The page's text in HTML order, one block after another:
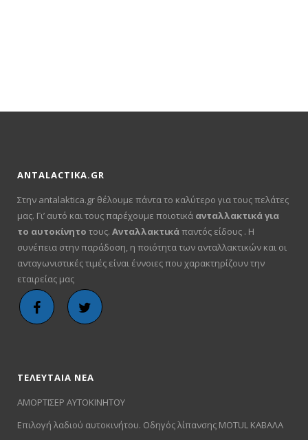
ANTALACTIKA.GR
Στην antalaktica.gr θέλουμε πάντα το καλύτερο για τους πελάτες
μας. Γι’ αυτό και τους παρέχουμε ποιοτικά ανταλλακτικά για
το αυτοκίνητο τους. Ανταλλακτικάπαντός είδους . Η
συνέπεια στην παράδοση, η ποιότητα των ανταλλακτικών και οι
ανταγωνιστικές τιμές είναι έννοιες που χαρακτηρίζουν την
εταιρείας μας
ΤΕΛΕΥΤΑΙΑ ΝΕΑ
ΑΜΟΡΤΙΣΕΡ ΑΥΤΟΚΙΝΗΤΟΥ
Επιλογή λαδιού αυτοκινήτου. Οδηγός λίπανσης MOTUL ΚΑΒΑΛΑ